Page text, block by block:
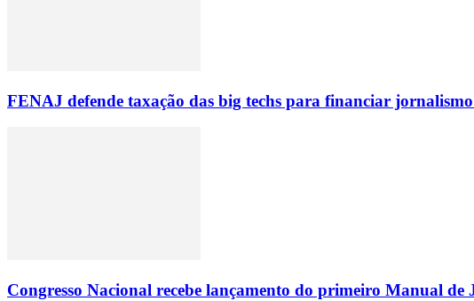
FENAJ defende taxação das big techs para financiar
Congresso Nacional recebe lançamento do primeiro Manual